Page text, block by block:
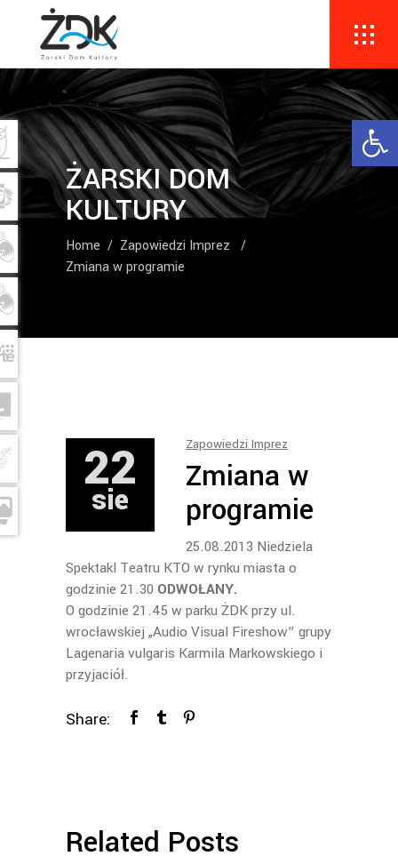
ŻARSKI DOM
KULTURY
Home / Zapowiedzi Imprez
/
Zmiana w programie
22
sie
Zapowiedzi Imprez
Zmiana w
programie
25.08.2013 Niedziela
Spektakl Teatru KTO w rynku miasta o
godzinie 21.30 ODWOŁANY.
O godzinie 21.45 w parku ŻDK przy ul.
wrocławskiej „Audio Visual Fireshow” grupy
Lagenaria vulgaris Karmila Markowskiego i
przyjaciół.
Share:
Related Posts